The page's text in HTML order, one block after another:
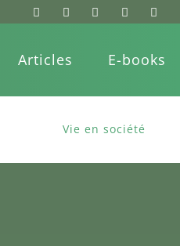
Articles E-books
Vie en société